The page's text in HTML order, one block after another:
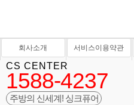
회사소개 서비스이용약관
CS CENTER
1588-4237
주방의 신세계! 싱크퓨어